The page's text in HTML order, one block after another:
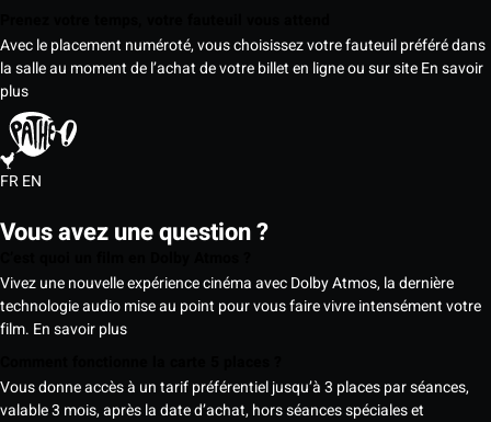
Avec le placement numéroté, vous choisissez votre fauteuil préféré dans
la salle au moment de l’achat de votre billet en ligne ou sur siteEn savoir
plus
FREN
Vous avez une question ?
Vivez une nouvelle expérience cinéma avec Dolby Atmos, la dernière
technologie audio mise au point pour vous faire vivre intensément votre
film. En savoir plus
Vous donne accès à un tarif préférentiel jusqu’à 3 places par séances,
valable 3 mois, après la date d’achat, hors séances spéciales et